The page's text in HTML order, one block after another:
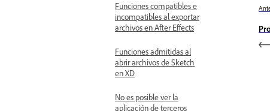
Funciones compatibles e
incompatibles al exportar
archivos en After Effects
Funciones admitidas al
abrir archivos de Sketch
en XD
No es posible ver la
aplicación de terceros